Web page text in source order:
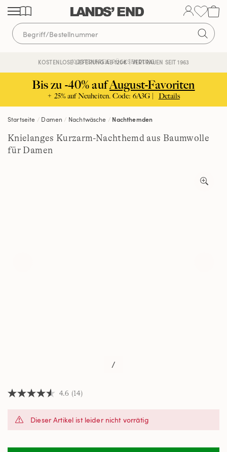
Direkt
zum
Inhalt
Direkt
zur
Navigation
Direkt
zur
Suche
KOSTENLOSE LIEFERUNG AB 120€ | VERTRAUEN SEIT 1963
KOSTENFREIE RÜCKSENDUNG
Bis zu -40% aufAugust-Favoriten
+ 25% auf Neuheiten. Code: 6A3G | Details
Startseite Damen Nachtwäsche Nachthemden
Knielanges Kurzarm-Nachthemd aus Baumwolle
für Damen
/
4.6
Sternen,
Bewertung.
4.6 (14)
Dieser Artikel ist leider nicht vorrätig